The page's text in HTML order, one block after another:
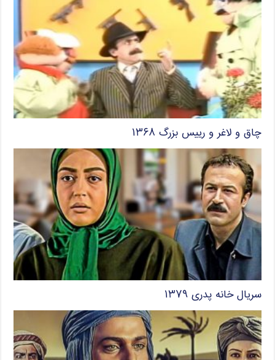
چاق و لاغر و رییس بزرگ ۱۳۶۸
سریال خانه پدری ۱۳۷۹